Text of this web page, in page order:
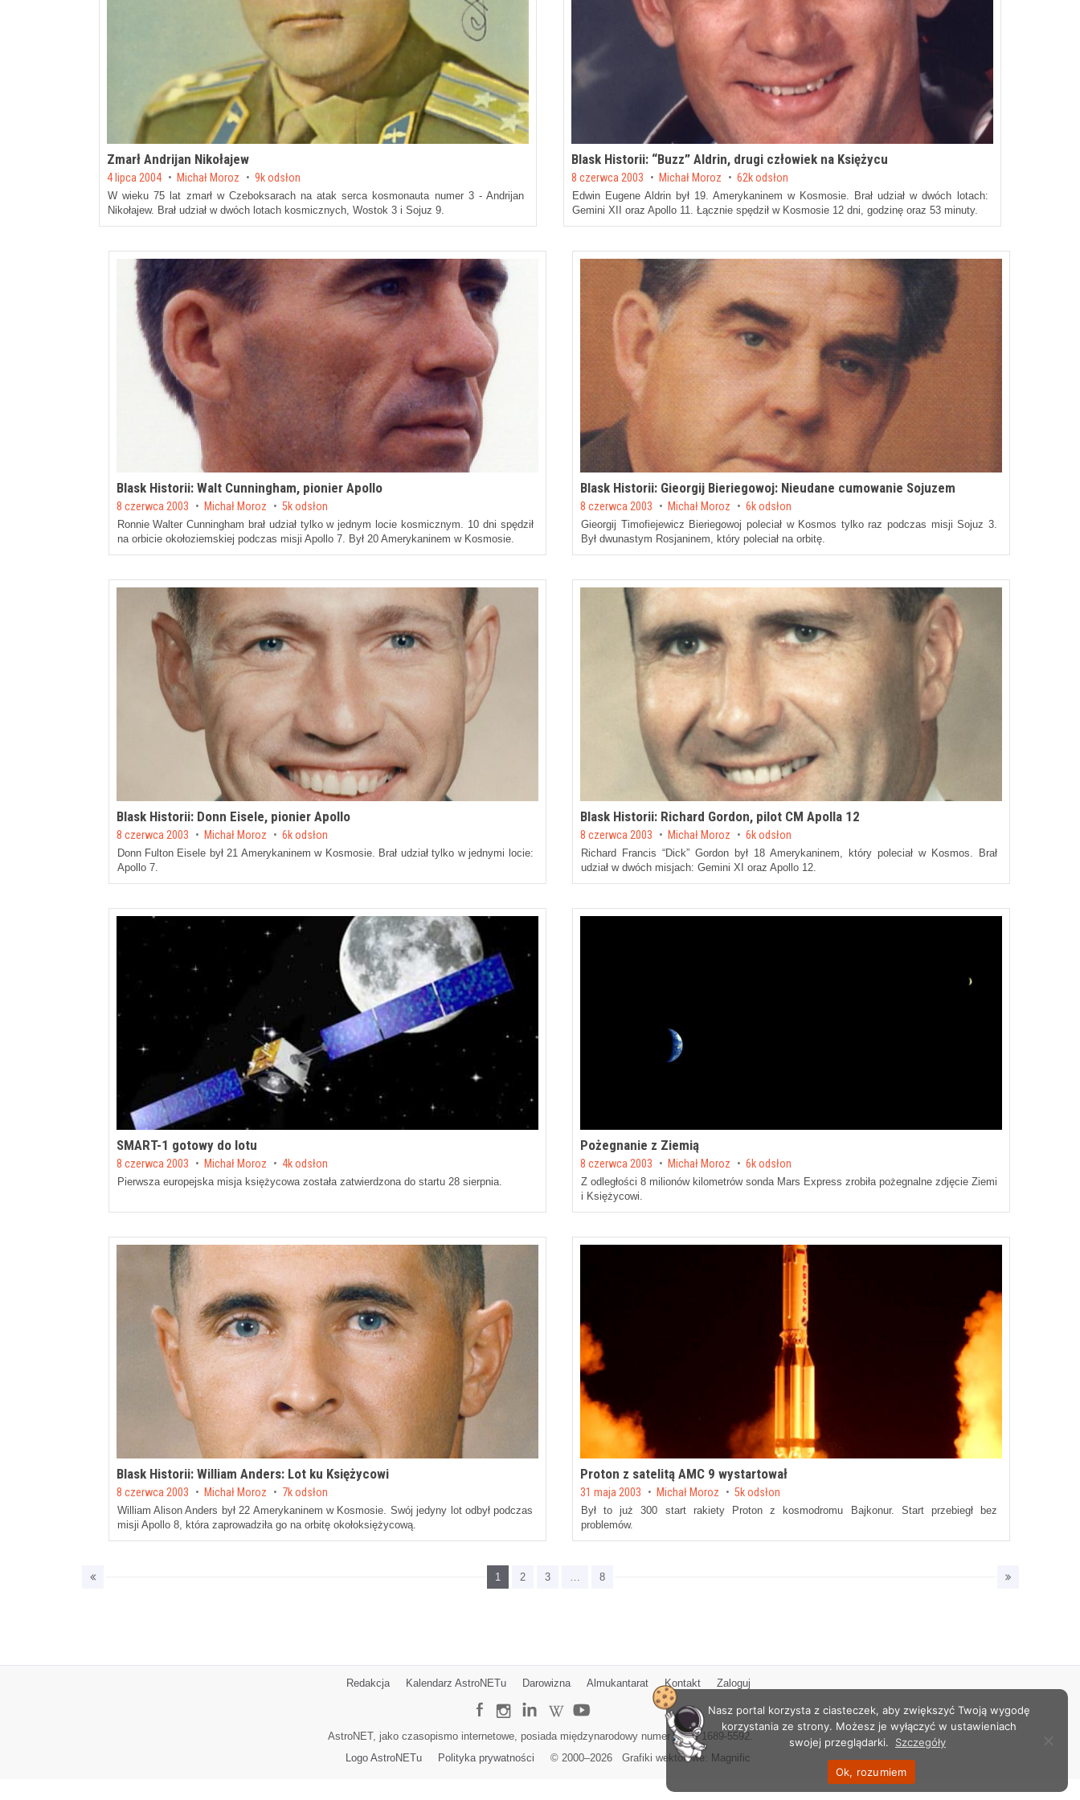
Zmarł Andrijan Nikołajew
Posted on
4 lipca 2004 by Michał Moroz 9k odsłon
W wieku 75 lat zmarł w Czeboksarach na atak serca kosmonauta numer 3 - Andrijan
Nikołajew. Brał udział w dwóch lotach kosmicznych, Wostok 3 i Sojuz 9.
Blask Historii: “Buzz” Aldrin, drugi człowiek na Księżycu
Posted on
8 czerwca 2003 by Michał Moroz 62k odsłon
Edwin Eugene Aldrin był 19. Amerykaninem w Kosmosie. Brał udział w dwóch lotach:
Gemini XII oraz Apollo 11. Łącznie spędził w Kosmosie 12 dni, godzinę oraz 53 minuty.
Blask Historii: Walt Cunningham, pionier Apollo
Posted on
8 czerwca 2003 by Michał Moroz 5k odsłon
Ronnie Walter Cunningham brał udział tylko w jednym locie kosmicznym. 10 dni spędził
na orbicie okołoziemskiej podczas misji Apollo 7. Był 20 Amerykaninem w Kosmosie.
Blask Historii: Gieorgij Bieriegowoj: Nieudane cumowanie Sojuzem
Posted on
8 czerwca 2003 by Michał Moroz 6k odsłon
Gieorgij Timofiejewicz Bieriegowoj poleciał w Kosmos tylko raz podczas misji Sojuz 3.
Był dwunastym Rosjaninem, który poleciał na orbitę.
Blask Historii: Donn Eisele, pionier Apollo
Posted on
8 czerwca 2003 by Michał Moroz 6k odsłon
Donn Fulton Eisele był 21 Amerykaninem w Kosmosie. Brał udział tylko w jednymi locie:
Apollo 7.
Blask Historii: Richard Gordon, pilot CM Apolla 12
Posted on
8 czerwca 2003 by Michał Moroz 6k odsłon
Richard Francis “Dick” Gordon był 18 Amerykaninem, który poleciał w Kosmos. Brał
udział w dwóch misjach: Gemini XI oraz Apollo 12.
SMART-1 gotowy do lotu
Posted on
8 czerwca 2003 by Michał Moroz 4k odsłon
Pierwsza europejska misja księżycowa została zatwierdzona do startu 28 sierpnia.
Pożegnanie z Ziemią
Posted on
8 czerwca 2003 by Michał Moroz 6k odsłon
Z odległości 8 milionów kilometrów sonda Mars Express zrobiła pożegnalne zdjęcie Ziemi
i Księżycowi.
Blask Historii: William Anders: Lot ku Księżycowi
Posted on
8 czerwca 2003 by Michał Moroz 7k odsłon
William Alison Anders był 22 Amerykaninem w Kosmosie. Swój jedyny lot odbył podczas
misji Apollo 8, która zaprowadziła go na orbitę okołoksiężycową.
Proton z satelitą AMC 9 wystartował
Posted on
31 maja 2003 by Michał Moroz 5k odsłon
Był to już 300 start rakiety Proton z kosmodromu Bajkonur. Start przebiegł bez
problemów.
1 2 3 … 8
Redakcja Kalendarz AstroNETu Darowizna Almukantarat Kontakt Zaloguj
AstroNET, jako czasopismo internetowe, posiada międzynarodowy numer ISSN 1689-5592.
Logo AstroNETu
Polityka prywatności © 2000–2026 Grafiki wektorowe: Magnific
Nasz portal korzysta z ciasteczek, aby zwiększyć Twoją wygodę
korzystania ze strony. Możesz je wyłączyć w ustawieniach
swojej przeglądarki.
Szczegóły
Ok, rozumiem